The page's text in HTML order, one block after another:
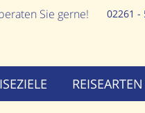
02261 -
Sie gerne!
REISEARTEN